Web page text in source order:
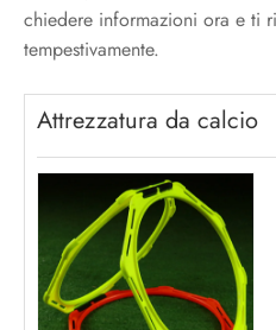
chiedere informazioni ora e ti
tempestivamente.
Attrezzatura da calcio